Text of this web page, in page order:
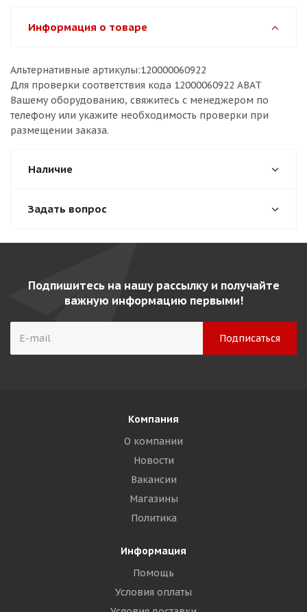
Информация о товаре
Альтернативные артикулы:120000060922
Для проверки соответствия кода 12000060922 ABAT
Вашему оборудованию, свяжитесь с менеджером по
телефону или укажите необходимость проверки при
размещении заказа.
Наличие
Задать вопрос
Подпишитесь на нашу рассылку и получайте
важную информацию первыми!
Компания
О компании
Новости
Вакансии
Магазины
Политика
Информация
Помощь
Условия оплаты